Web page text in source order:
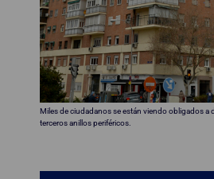
Miles de ciudadanos se están viendo obligados a
terceros anillos periféricos.